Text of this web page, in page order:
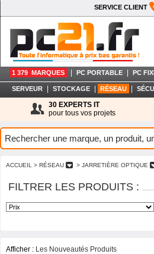
SERVICE CLIENT
1 379 MARQUES PC PORTABLE PC
SERVEUR STOCKAGE RÉSEAU
30 EXPERTS IT
pour tous vos projets
ACCUEIL > RÉSEAU > JARRETIÈRE OPTIQUE
FILTRER LES PRODUITS :
Afficher : Les Nouveautés Produits